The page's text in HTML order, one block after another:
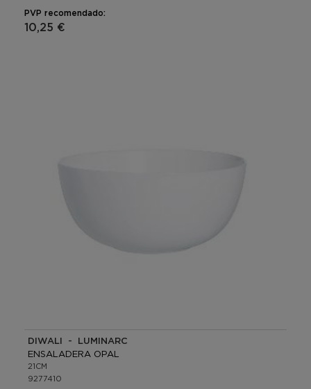
PVP recomendado:
10,25 €
DIWALI - LUMINARC
ENSALADERA OPAL
21CM
9277410